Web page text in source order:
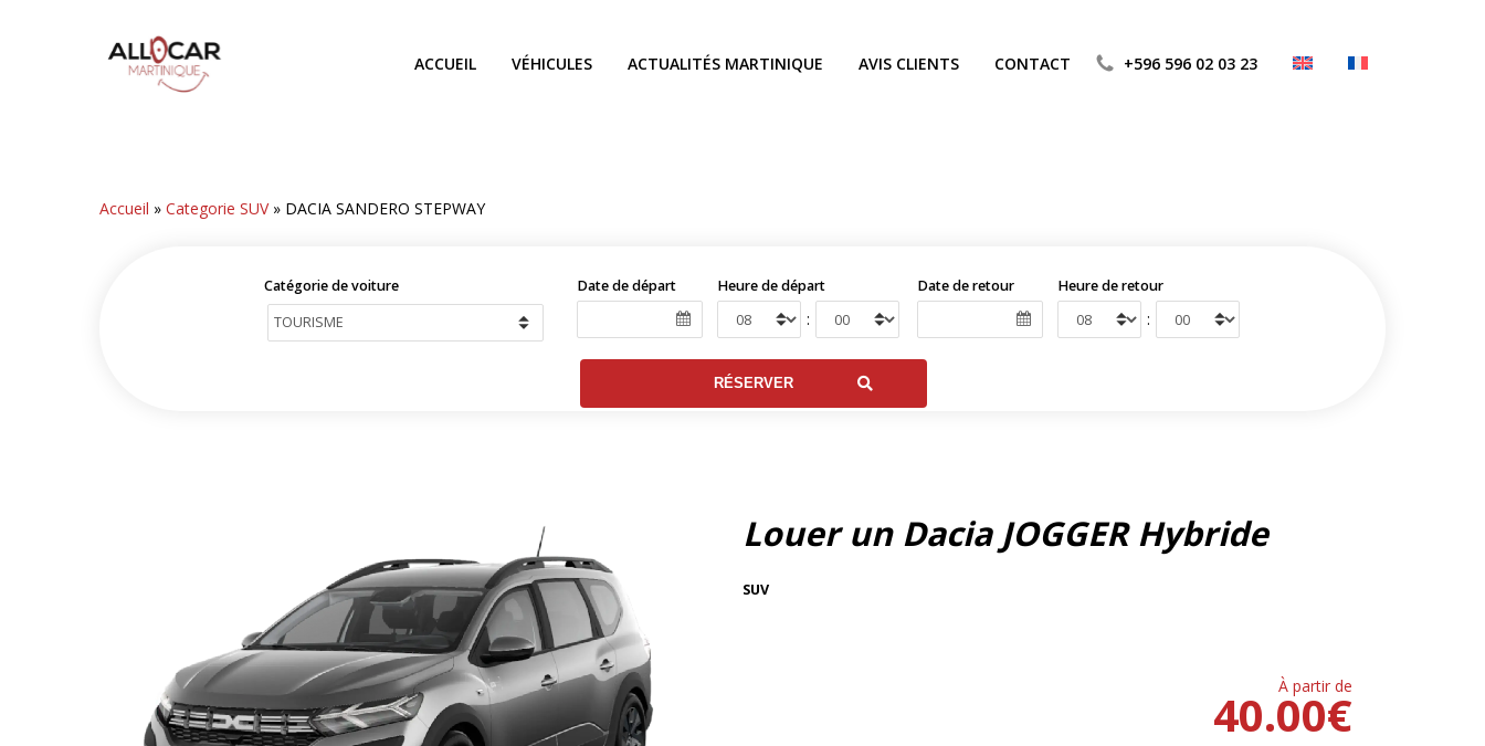
ACCUEIL VÉHICULES ACTUALITÉS MARTINIQUE AVIS CLIENTS CONTACT +596 596 02 03 23
Accueil »Categorie SUV» DACIA SANDERO STEPWAY
Catégorie de voiture Date de départ Heure de départ
:
Date de retour Heure de retour
:
Louer un Dacia JOGGER Hybride
SUV
À partir de
€
40.00